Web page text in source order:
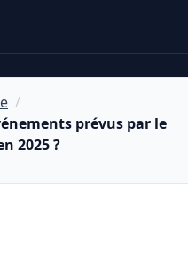
prévus par le
2025 ?